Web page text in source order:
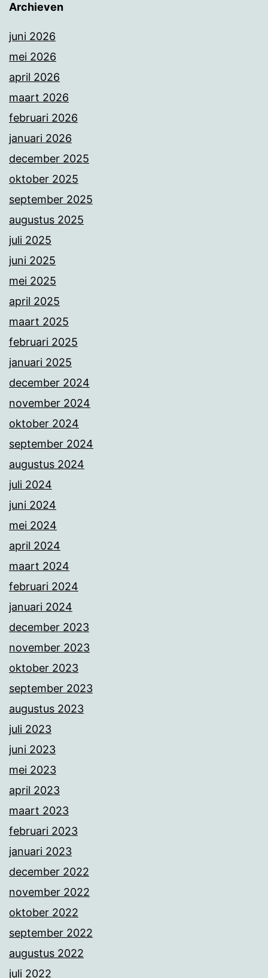
Archieven
juni 2026
mei 2026
april 2026
maart 2026
februari 2026
januari 2026
december 2025
oktober 2025
september 2025
augustus 2025
juli 2025
juni 2025
mei 2025
april 2025
maart 2025
februari 2025
januari 2025
december 2024
november 2024
oktober 2024
september 2024
augustus 2024
juli 2024
juni 2024
mei 2024
april 2024
maart 2024
februari 2024
januari 2024
december 2023
november 2023
oktober 2023
september 2023
augustus 2023
juli 2023
juni 2023
mei 2023
april 2023
maart 2023
februari 2023
januari 2023
december 2022
november 2022
oktober 2022
september 2022
augustus 2022
juli 2022